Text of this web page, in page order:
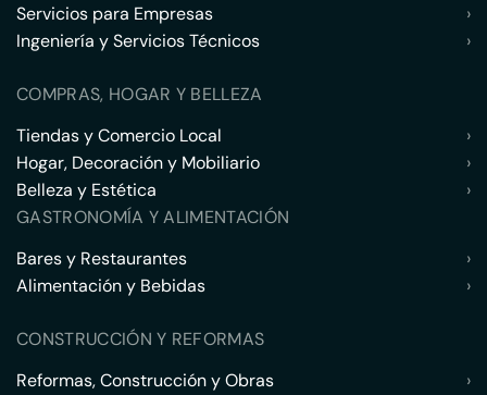
Servicios para Empresas
›
Ingeniería y Servicios Técnicos
›
COMPRAS, HOGAR Y BELLEZA
Tiendas y Comercio Local
›
Hogar, Decoración y Mobiliario
›
Belleza y Estética
›
GASTRONOMÍA Y ALIMENTACIÓN
Bares y Restaurantes
›
Alimentación y Bebidas
›
CONSTRUCCIÓN Y REFORMAS
Reformas, Construcción y Obras
›